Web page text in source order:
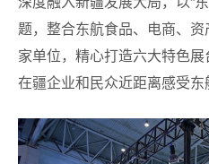
题，整合东航食品、电商、
家单位，精心打造六大特色
在疆企业和民众近距离感受东